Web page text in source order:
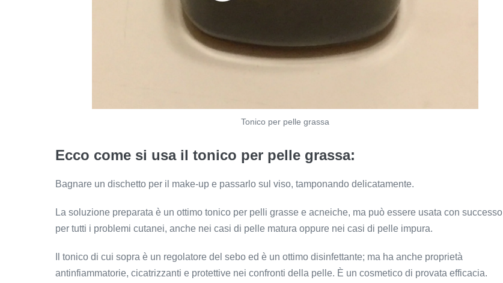
Tonico per pelle grassa
Ecco come si usa il tonico per pelle grassa:
Bagnare un dischetto per il make-up e passarlo sul viso, tamponando delicatamente.
La soluzione preparata è un ottimo tonico per pelli grasse e acneiche, ma può essere usata con successo
per tutti i problemi cutanei, anche nei casi di pelle matura oppure nei casi di pelle impura.
Il tonico di cui sopra è un regolatore del sebo ed è un ottimo disinfettante; ma ha anche proprietà
antinfiammatorie, cicatrizzanti e protettive nei confronti della pelle. È un cosmetico di provata efficacia.